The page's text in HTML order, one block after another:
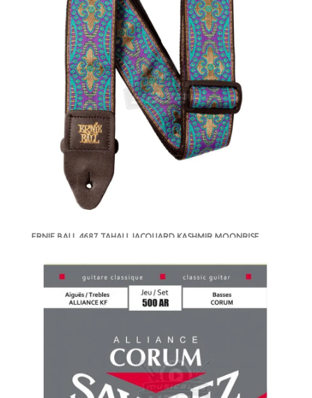
ERNIE BALL 4687 TAHALI JACQUARD KASHMIR MOONRISE
MXN $610